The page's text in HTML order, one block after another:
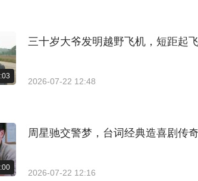
三十岁大爷发明越野飞机，短距起
2026-07-22 12:48
周星驰交警梦，台词经典造喜剧传
2026-07-22 12:16